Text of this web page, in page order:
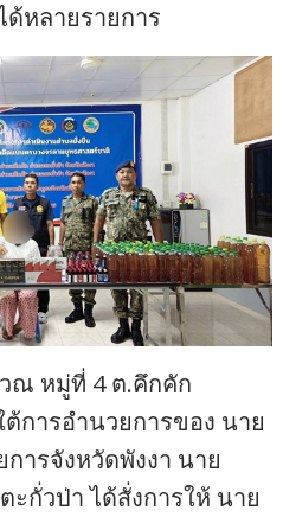
หลายรายการ
ณ หมู่ที่ 4 ต.คึกคัก
การอำนวยการของ นาย
ารจังหวัดพังงา นาย
กั่วป่า ได้สั่งการให้ นาย